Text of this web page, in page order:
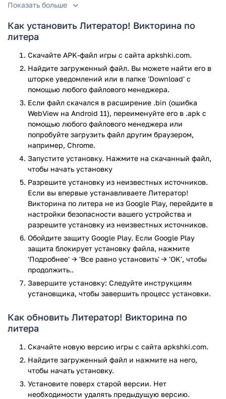
Показать больше
Как установить Литератор! Викторина по
литера
Скачайте APK-файл игры с сайта apkshki.com.
Найдите загруженный файл. Вы можете найти его в
шторке уведомлений или в папке 'Download' с
помощью любого файлового менеджера.
Если файл скачался в расширение .bin (ошибка
WebView на Android 11), переименуйте его в .apk с
помощью любого файлового менеджера или
попробуйте загрузить файл другим браузером,
например, Chrome.
Запустите установку. Нажмите на скачанный файл,
чтобы начать установку
Разрешите установку из неизвестных источников.
Если вы впервые устанавливаете Литератор!
Викторина по литера не из Google Play, перейдите в
настройки безопасности вашего устройства и
разрешите установку из неизвестных источников.
Обойдите защиту Google Play. Если Google Play
защита блокирует установку файла, нажмите
'Подробнее' → 'Все равно установить' → 'OK', чтобы
продолжить..
Завершите установку: Следуйте инструкциям
установщика, чтобы завершить процесс установки.
Как обновить Литератор! Викторина по
литера
Скачайте новую версию игры с сайта apkshki.com.
Найдите загруженный файл и нажмите на него,
чтобы начать установку.
Установите поверх старой версии. Нет
необходимости удалять предыдущую версию.